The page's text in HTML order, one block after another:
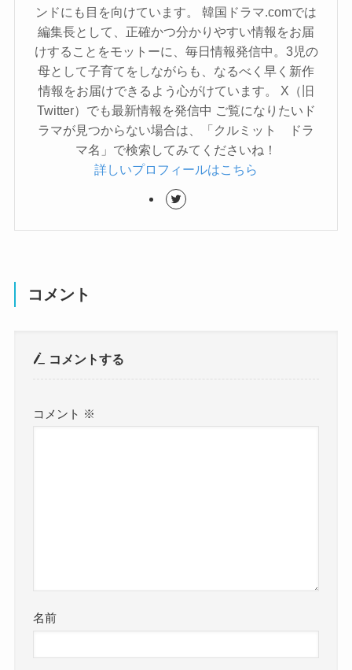
ンドにも目を向けています。 韓国ドラマ.comでは
編集長として、正確かつ分かりやすい情報をお届
けすることをモットーに、毎日情報発信中。3児の
母として子育てをしながらも、なるべく早く新作
情報をお届けできるよう心がけています。 X（旧
Twitter）でも最新情報を発信中 ご覧になりたいド
ラマが見つからない場合は、「クルミット ドラ
マ名」で検索してみてくださいね！
詳しいプロフィールはこちら
コメント
コメントする
コメント ※
名前